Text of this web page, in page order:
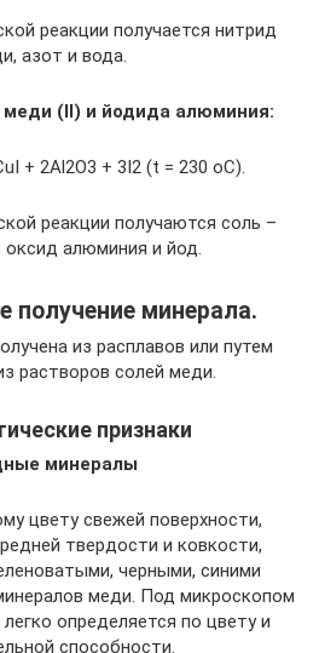
реакции получается нитрид
азот и вода.
меди (II) и йодида алюминия:
+ 2Al2O3 + 3I2 (t = 230 oC).
реакции получаются соль –
алюминия и йод.
получение минерала.
из расплавов или путем
растворов солей меди.
признаки
минералы
цвету свежей поверхности,
твердости и ковкости,
черными, синими
меди. Под микроскопом
определяется по цвету и
способности.